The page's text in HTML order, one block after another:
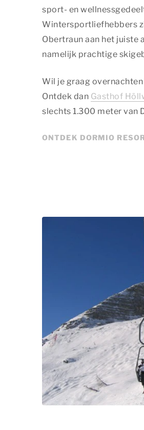
sport- en
Wintersportliefhebbers
Obertraun aan het juiste
namelijk prachtige
Wil je graag
Ontdek dan Gasthof
slechts 1.300 meter van
ONTDEK DORMIO